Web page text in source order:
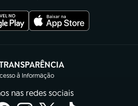
à Informação
(abre em nova aba)
nas redes sociais